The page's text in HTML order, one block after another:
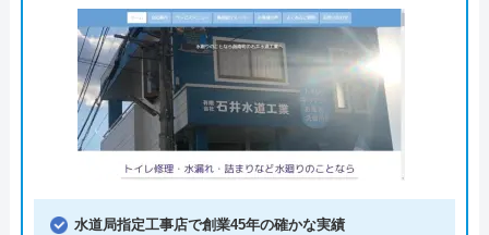
水道局指定工事店で創業45年の確かな実績